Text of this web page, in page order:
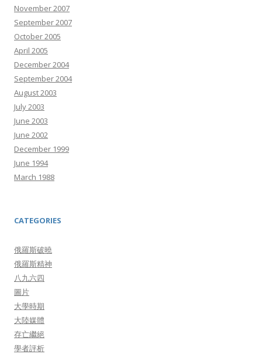
November 2007
September 2007
October 2005
April 2005
December 2004
September 2004
August 2003
July 2003
June 2003
June 2002
December 1999
June 1994
March 1988
CATEGORIES
俄羅斯破曉
俄羅斯精神
八九六四
圖片
大學時期
大陸媒體
存亡繼絕
學者評析